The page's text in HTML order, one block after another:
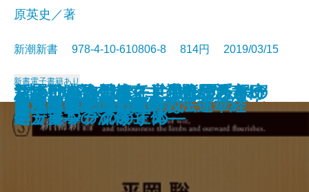
深層日本論―ヤマト少数民族とい
う視座―
皇室はなぜ世界で尊敬されるのか
生死の覚悟
1本5000円のレンコンがバカ売れ
する理由
パスタぎらい
誰の味方でもありません
総理の女
「場当たり的」が会社を潰す
天皇の憂鬱
岩盤規制―誰が成長を阻むのか―
原英史／著
新潮新書 978-4-10-610806-8 814円 2019/03/15
新書電子書籍あり
南無阿弥陀仏と南無妙法蓮華経
「承認欲求」の呪縛
新冷戦時代の超克―「持たざる
国」日本の流儀―
ドラマへの遺言
日本共産党の正体
ちょいバカ戦略―意識低い系マー
ケティングのすすめ―
リベラルを潰せ―世界を覆う保守
ネットワークの正体―
昆虫は美味い！
もっと言ってはいけない
さよなら自己責任―生きづらさの
処方箋―